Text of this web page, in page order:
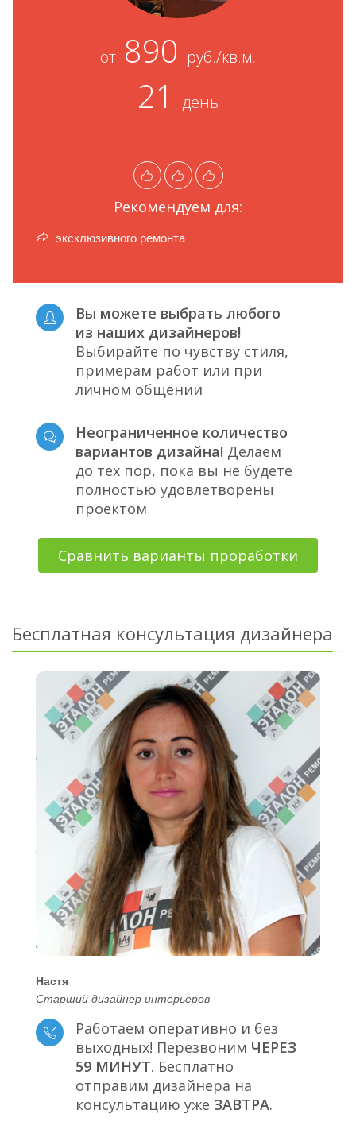
от 890 руб./кв.м.
21 день
Рекомендуем для:
эксклюзивного ремонта
Вы можете выбрать любого
из наших дизайнеров!
Выбирайте по чувству стиля,
примерам работ или при
личном общении
Неограниченное количество
вариантов дизайна! Делаем
до тех пор, пока вы не будете
полностью удовлетворены
проектом
Сравнить варианты проработки
Бесплатная консультация дизайнера
Настя
Старший дизайнер интерьеров
Работаем оперативно и без
выходных! Перезвоним ЧЕРЕЗ
59 МИНУТ. Бесплатно
отправим дизайнера на
консультацию уже ЗАВТРА.